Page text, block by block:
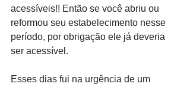
acessíveis!! Então se você abriu ou
reformou seu estabelecimento nesse
período, por obrigação ele já deveria
ser acessível.
Esses dias fui na urgência de um